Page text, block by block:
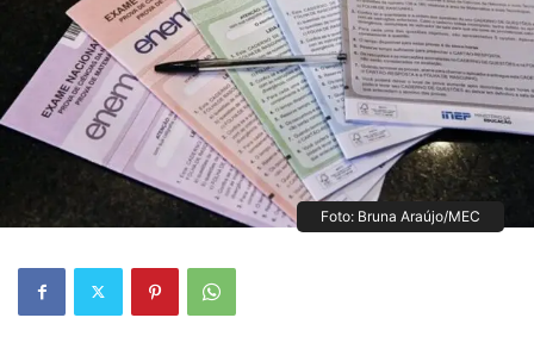
Foto: Bruna Araújo/MEC